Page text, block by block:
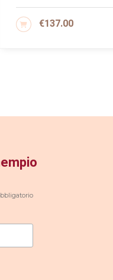
€137.00
AGGIUNGI AL CARRELLO